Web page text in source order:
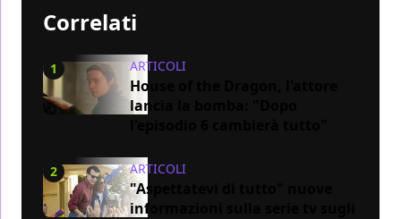
Correlati
1 ARTICOLI
House of the Dragon, l'attore
lancia la bomba: "Dopo
2 ARTICOLI
"Aspettatevi di tutto" nuove
informazioni sulla serie tv sugli